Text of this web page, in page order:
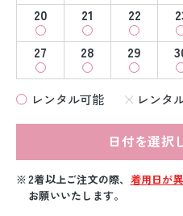
20
21 22
27
28 29
レンタル可能 レンタ
日付を選択
2着以上ご注文の際、 着用日が
お願いいたします。